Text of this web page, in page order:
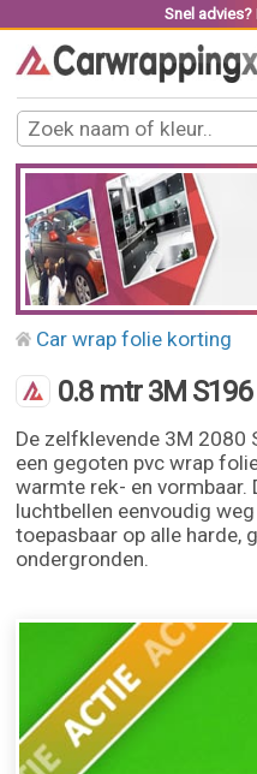
Snel advies?
Car wrap folie korting
0.8 mtr 3M
De zelfklevende 3M 2080
een gegoten pvc wrap
warmte rek- en vormbaar.
luchtbellen eenvoudig
toepasbaar op alle harde,
ondergronden.